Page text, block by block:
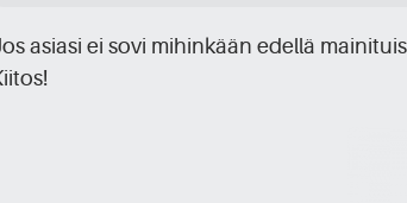
asiasi ei sovi mihinkään edellä